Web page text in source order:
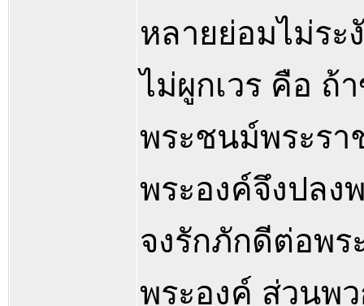
หลายย่อมไม่ระ
ไม่ผูกเวร คือ ถ้
พระชนม์พระร
พระองค์จึงปลง
จงรักภักดีต่อพร
พระองค์ ส่วนพ